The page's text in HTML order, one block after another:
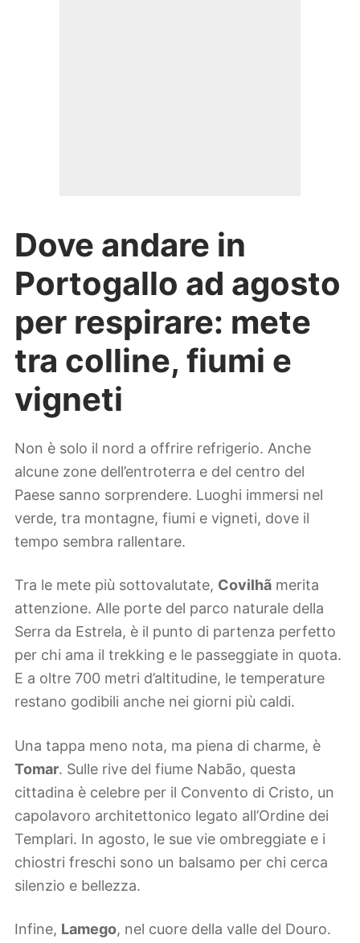
Dove andare in
Portogallo ad agosto
per respirare: mete
tra colline, fiumi e
vigneti
Non è solo il nord a offrire refrigerio. Anche
alcune zone dell’entroterra e del centro del
Paese sanno sorprendere. Luoghi immersi nel
verde, tra montagne, fiumi e vigneti, dove il
tempo sembra rallentare.
Tra le mete più sottovalutate, Covilhã merita
attenzione. Alle porte del parco naturale della
Serra da Estrela, è il punto di partenza perfetto
per chi ama il trekking e le passeggiate in quota.
E a oltre 700 metri d’altitudine, le temperature
restano godibili anche nei giorni più caldi.
Una tappa meno nota, ma piena di charme, è
Tomar. Sulle rive del fiume Nabão, questa
cittadina è celebre per il Convento di Cristo, un
capolavoro architettonico legato all’Ordine dei
Templari. In agosto, le sue vie ombreggiate e i
chiostri freschi sono un balsamo per chi cerca
silenzio e bellezza.
Infine, Lamego, nel cuore della valle del Douro.